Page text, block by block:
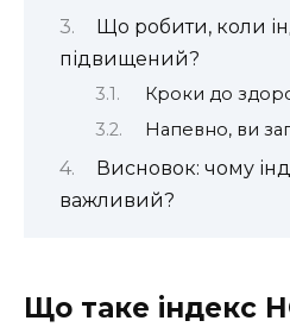
Що робити, коли
підвищений?
Кроки до
Напевно, ви
Висновок: чому
важливий?
Що таке індекс